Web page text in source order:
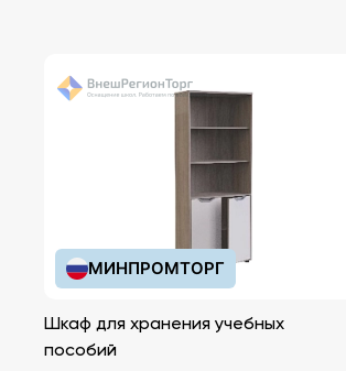
МИНПРОМТОРГ
Шкаф для хранения учебных
пособий